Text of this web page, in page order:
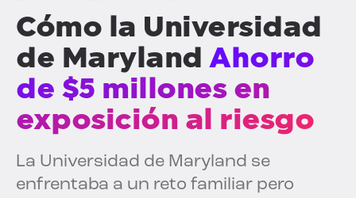
Cómo la Universidad
de Maryland Ahorro
de $5 millones en
exposición al riesgo
La Universidad de Maryland se
enfrentaba a un reto familiar pero